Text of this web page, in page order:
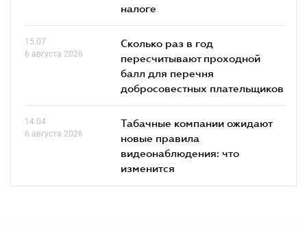
налоге
15.07
6 августа 2026
Сколько раз в год
пересчитывают проходной
балл для перечня
добросовестных плательщиков
14.04
6 августа 2026
Табачные компании ожидают
новые правила
видеонаблюдения: что
изменится